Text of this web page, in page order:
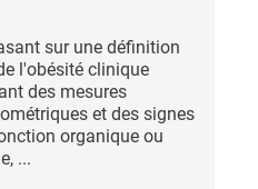
sur une définition
l'obésité clinique
des mesures
et des signes
organique ou
...